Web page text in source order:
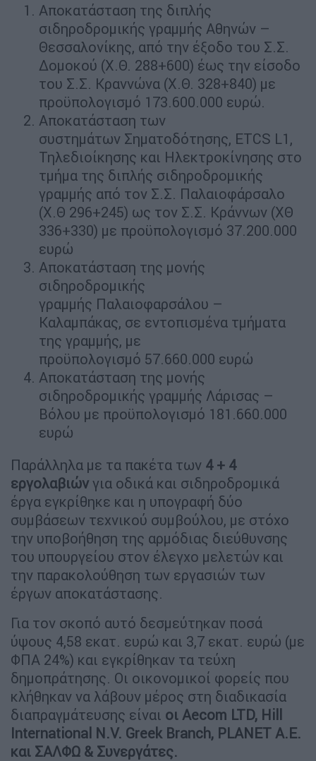
Αποκατάσταση της διπλής
σιδηροδρομικής γραμμής Αθηνών –
Θεσσαλονίκης, από την έξοδο του Σ.Σ.
Δομοκού (Χ.Θ. 288+600) έως την είσοδο
του Σ.Σ. Κραννώνα (Χ.Θ. 328+840) με
προϋπολογισμό 173.600.000 ευρώ.
Αποκατάσταση των
συστημάτων Σηματοδότησης, ETCS L1,
Τηλεδιοίκησης και Ηλεκτροκίνησης στο
τμήμα της διπλής σιδηροδρομικής
γραμμής από τον Σ.Σ. Παλαιοφάρσαλο
(Χ.Θ 296+245) ως τον Σ.Σ. Κράννων (ΧΘ
336+330) με προϋπολογισμό 37.200.000
ευρώ
Αποκατάσταση της μονής
σιδηροδρομικής
γραμμής Παλαιοφαρσάλου –
Καλαμπάκας, σε εντοπισμένα τμήματα
της γραμμής, με
προϋπολογισμό 57.660.000 ευρώ
Αποκατάσταση της μονής
σιδηροδρομικής γραμμής Λάρισας –
Βόλου με προϋπολογισμό 181.660.000
ευρώ
Παράλληλα με τα πακέτα των 4 + 4
εργολαβιών για οδικά και σιδηροδρομικά
έργα εγκρίθηκε και η υπογραφή δύο
συμβάσεων τεχνικού συμβούλου, με στόχο
την υποβοήθηση της αρμόδιας διεύθυνσης
του υπουργείου στον έλεγχο μελετών και
την παρακολούθηση των εργασιών των
έργων αποκατάστασης.
Για τον σκοπό αυτό δεσμεύτηκαν ποσά
ύψους 4,58 εκατ. ευρώ και 3,7 εκατ. ευρώ (με
ΦΠΑ 24%) και εγκρίθηκαν τα τεύχη
δημοπράτησης. Οι οικονομικοί φορείς που
κλήθηκαν να λάβουν μέρος στη διαδικασία
διαπραγμάτευσης είναι οι Aecom LTD, Ηill
International N.V. Greek Branch, PLANET A.E.
και ΣΑΛΦΩ & Συνεργάτες.